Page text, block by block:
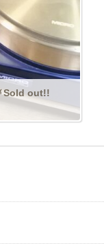
Sold out!!